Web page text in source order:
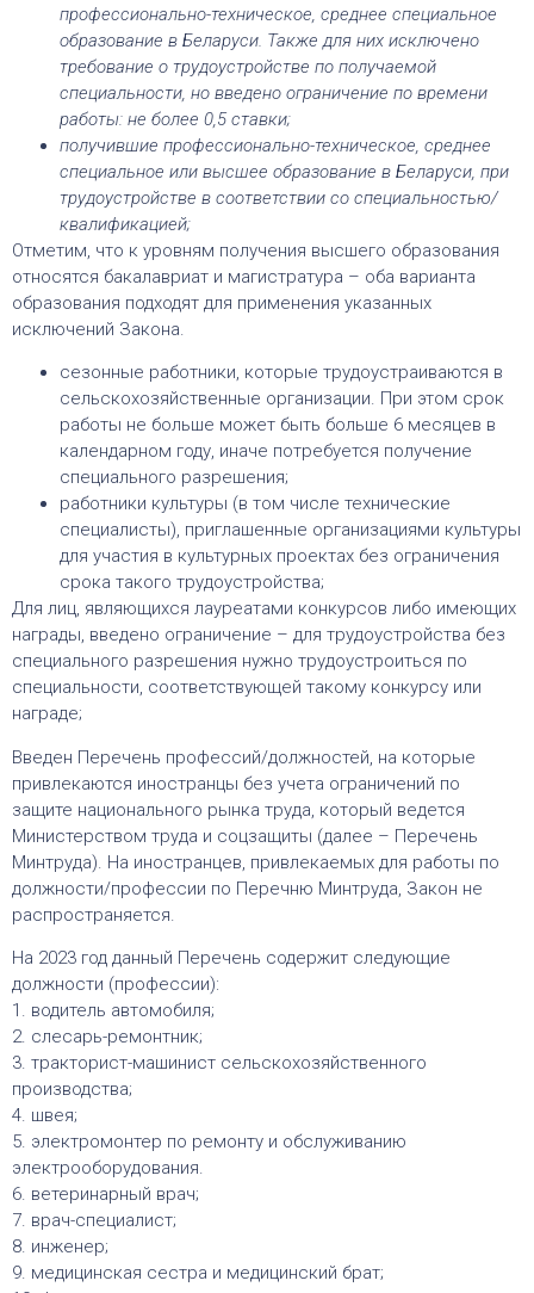
профессионально-техническое, среднее специальное
образование в Беларуси. Также для них исключено
требование о трудоустройстве по получаемой
специальности, но введено ограничение по времени
работы: не более 0,5 ставки;
получившие профессионально-техническое, среднее
специальное или высшее образование в Беларуси, при
трудоустройстве в соответствии со специальностью/
квалификацией;
Отметим, что к уровням получения высшего образования
относятся бакалавриат и магистратура – оба варианта
образования подходят для применения указанных
исключений Закона.
сезонные работники, которые трудоустраиваются в
сельскохозяйственные организации. При этом срок
работы не больше может быть больше 6 месяцев в
календарном году, иначе потребуется получение
специального разрешения;
работники культуры (в том числе технические
специалисты), приглашенные организациями культуры
для участия в культурных проектах без ограничения
срока такого трудоустройства;
Для лиц, являющихся лауреатами конкурсов либо имеющих
награды, введено ограничение – для трудоустройства без
специального разрешения нужно трудоустроиться по
специальности, соответствующей такому конкурсу или
награде;
Введен Перечень профессий/должностей, на которые
привлекаются иностранцы без учета ограничений по
защите национального рынка труда, который ведется
Министерством труда и соцзащиты (далее – Перечень
Минтруда). На иностранцев, привлекаемых для работы по
должности/профессии по Перечню Минтруда, Закон не
распространяется.
На 2023 год данный Перечень содержит следующие
должности (профессии):
1. водитель автомобиля;
2. слесарь-ремонтник;
3. тракторист-машинист сельскохозяйственного
производства;
4. швея;
5. электромонтер по ремонту и обслуживанию
электрооборудования.
6. ветеринарный врач;
7. врач-специалист;
8. инженер;
9. медицинская сестра и медицинский брат;